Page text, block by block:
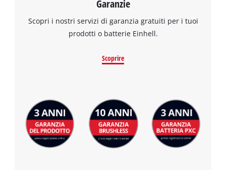
visitor. The website owner needs to setup
to the list of technologies used.
Management Platform
Garanzie
Scopri i nostri servizi di garanzia gratuiti per i tuoi
prodotti o batterie Einhell.
Scoprire